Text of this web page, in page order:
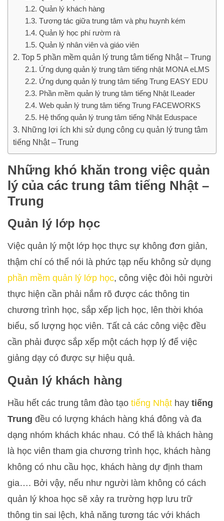
Quản lý khách hàng
Tương tác giữa trung tâm và phụ huynh kém
Quản lý học phí rườm rà
Quản lý nhân viên và giáo viên
Top 5 phần mềm quản lý trung tâm tiếng Nhật – Trung
Ứng dụng quản lý trung tâm tiếng nhật MONA eLMS
Ứng dụng quản lý trung tâm tiếng Trung EASY EDU
Phần mềm quản lý trung tâm tiếng Nhật ILeader
Web quản lý trung tâm tiếng Trung FACEWORKS
Hệ thống quản lý trung tâm tiếng Nhật Eduspace
Những lợi ích khi sử dụng công cụ quản lý trung tâm
tiếng Nhật – Trung
Những khó khăn trong việc quản
lý của các trung tâm tiếng Nhật –
Trung
Quản lý lớp học
Việc quản lý một lớp học thực sự không đơn giản,
thậm chí có thể nói là phức tạp nếu không sử dụng
phần mềm quản lý lớp học, công việc đòi hỏi người
thực hiện cần phải nắm rõ được các thông tin
chương trình học, sắp xếp lịch học, lên thời khóa
biểu, số lượng học viên. Tất cả các công việc đều
cần phải được sắp xếp một cách hợp lý để việc
giảng dạy có được sự hiệu quả.
Quản lý khách hàng
Hầu hết các trung tâm đào tạo tiếng Nhật hay tiếng
Trung đều có lượng khách hàng khá đông và đa
dạng nhóm khách khác nhau. Có thể là khách hàng
là học viên tham gia chương trình học, khách hàng
không có nhu cầu học, khách hàng dự định tham
gia…. Bởi vậy, nếu như người làm không có cách
quản lý khoa học sẽ xảy ra trường hợp lưu trữ
thông tin sai lệch, khả năng tương tác với khách